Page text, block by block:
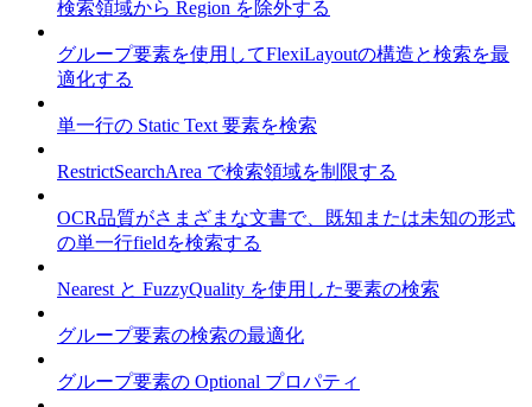
検索領域から Region を除外する
グループ要素を使用してFlexiLayoutの構造と検索を最
適化する
単一行の Static Text 要素を検索
RestrictSearchArea で検索領域を制限する
OCR品質がさまざまな文書で、既知または未知の形式
の単一行fieldを検索する
Nearest と FuzzyQuality を使用した要素の検索
グループ要素の検索の最適化
グループ要素の Optional プロパティ